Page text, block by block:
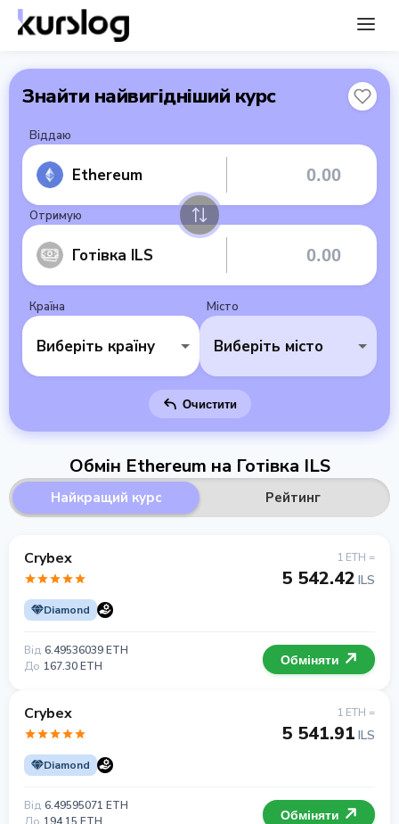
Знайти найвигідніший курс
Віддаю
Ethereum
Отримую
Готівка ILS
Країна
Виберіть країну
Місто
Виберіть місто
Очистити
Обмін Ethereum на Готівка ILS
Найкращий курс Рейтинг
Crybex
Diamond
1 ETH =
5 542.42 ILS
Від 6.49536039 ETH
До 167.30 ETH Обміняти
Crybex
Diamond
1 ETH =
5 541.91 ILS
Від 6.49595071 ETH
Обміняти